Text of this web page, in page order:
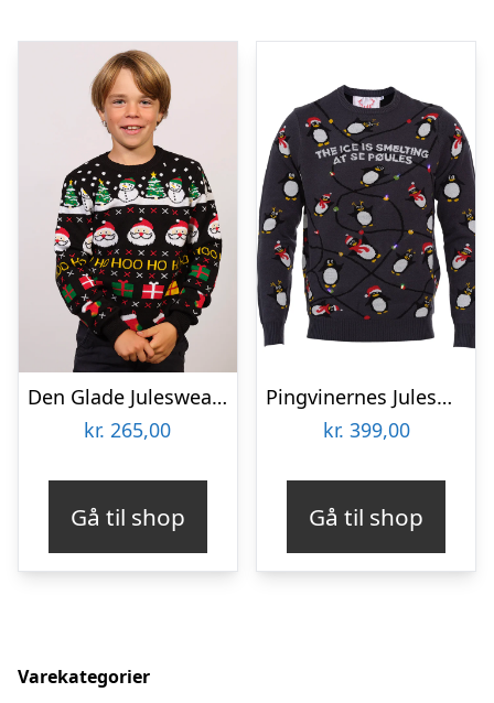
Den Glade Julesweater – Børn.
kr. 265,00
Gå til shop
Pingvinernes Julesweater LED – Børn
kr. 399,00
Gå til shop
Varekategorier